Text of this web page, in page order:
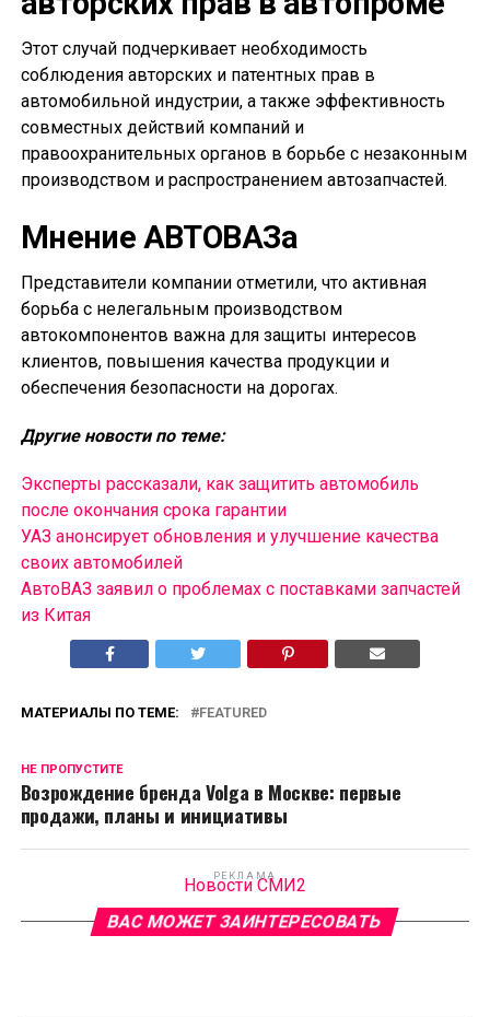
Этот случай подчеркивает необходимость
соблюдения авторских и патентных прав в
автомобильной индустрии, а также эффективность
совместных действий компаний и
правоохранительных органов в борьбе с незаконным
производством и распространением автозапчастей.
Мнение АВТОВАЗа
Представители компании отметили, что активная
борьба с нелегальным производством
автокомпонентов важна для защиты интересов
клиентов, повышения качества продукции и
обеспечения безопасности на дорогах.
Другие новости по теме:
Эксперты рассказали, как защитить автомобиль
после окончания срока гарантии
УАЗ анонсирует обновления и улучшение качества
своих автомобилей
АвтоВАЗ заявил о проблемах с поставками запчастей
из Китая
МАТЕРИАЛЫ ПО ТЕМЕ: FEATURED
НЕ ПРОПУСТИТЕ
Возрождение бренда Volga в Москве: первые
продажи, планы и инициативы
РЕКЛАМА
Новости СМИ2
ВАС МОЖЕТ ЗАИНТЕРЕСОВАТЬ